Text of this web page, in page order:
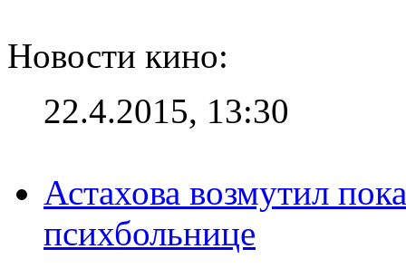
Новости кино:
22.4.2015, 13:30
Астахова возмутил
психбольнице